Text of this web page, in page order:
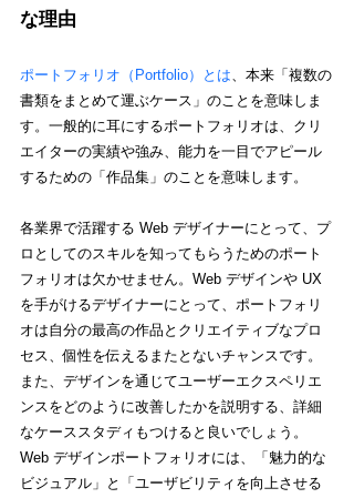
な理由
ポートフォリオ（Portfolio）とは、本来「複数の
書類をまとめて運ぶケース」のことを意味しま
す。一般的に耳にするポートフォリオは、クリ
エイターの実績や強み、能力を一目でアピール
するための「作品集」のことを意味します。
各業界で活躍する Web デザイナーにとって、プ
ロとしてのスキルを知ってもらうためのポート
フォリオは欠かせません。Web デザインや UX
を手がけるデザイナーにとって、ポートフォリ
オは自分の最高の作品とクリエイティブなプロ
セス、個性を伝えるまたとないチャンスです。
また、デザインを通じてユーザーエクスペリエ
ンスをどのように改善したかを説明する、詳細
なケーススタディもつけると良いでしょう。
Web デザインポートフォリオには、「魅力的な
ビジュアル」と「ユーザビリティを向上させる